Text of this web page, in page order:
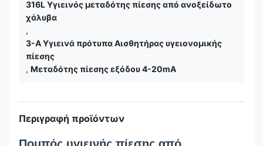
316L Υγιεινός μεταδότης πίεσης από ανοξείδωτο
χάλυβα
,
3-Α Υγιεινά πρότυπα Αισθητήρας υγειονομικής
πίεσης
, Μεταδότης πίεσης εξόδου 4-20mA
Περιγραφή προϊόντων